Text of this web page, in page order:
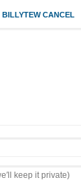
BILLYTEW CANCEL